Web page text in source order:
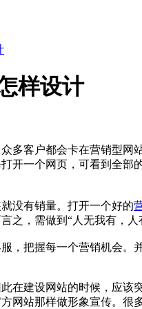
样设计
客户都会卡在营销型网
开一个网页，可看到全
没有销量。打开一个好的
，需做到“人无我有，人
把握每一个营销机会。
在建设网站的时候，应
网站那样做形象宣传。